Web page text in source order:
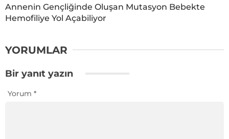
Annenin Gençliğinde Oluşan Mutasyon Bebekte
Hemofiliye Yol Açabiliyor
YORUMLAR
Bir yanıt yazın
Yorum *